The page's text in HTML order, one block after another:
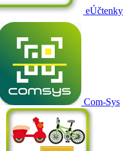
eÚčtenky
Com-Sys